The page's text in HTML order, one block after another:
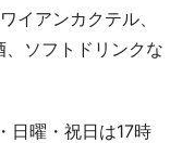
イアンカクテル、
ソフトドリンクな
日曜・祝日は17時